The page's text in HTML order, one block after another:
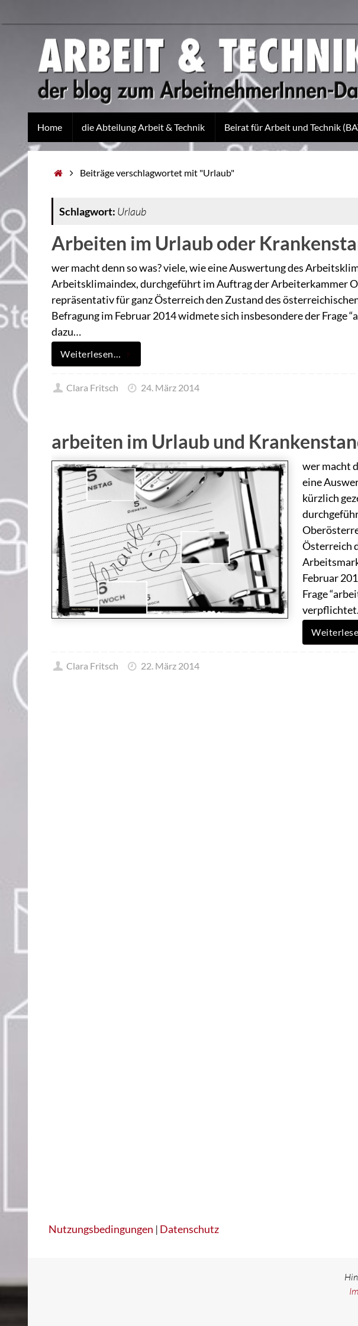
Home die Abteilung Arbeit & Technik Beirat für Arbeit und Technik
Beiträge verschlagwortet mit "Urlaub"
Schlagwort: Urlaub
Arbeiten im Urlaub oder
wer macht denn so was? viele, wie eine Auswertung des
Arbeitsklimaindex, durchgeführt im Auftrag der Arbeiterkammer
repräsentativ für ganz Österreich den Zustand des
Befragung im Februar 2014 widmete sich insbesondere der Frage
dazu…
Weiterlesen…
Clara Fritsch 24. März 2014
arbeiten im Urlaub und
wer macht
eine
kürzlich
Österreich
Februar
Frage
Clara Fritsch 22. März 2014
Nutzungsbedingungen | Datenschutz